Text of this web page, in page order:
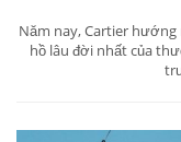
Năm nay, Cartier
hồ lâu đời nhất của